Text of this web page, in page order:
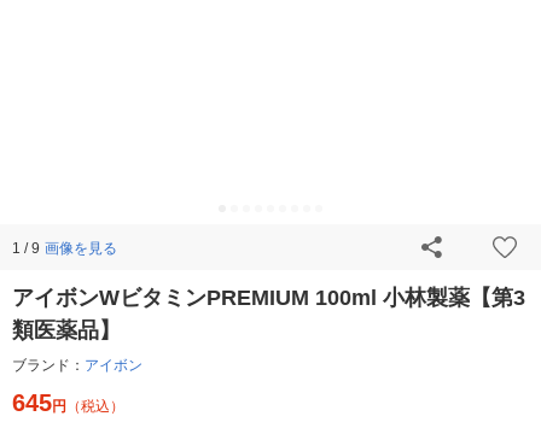
1 / 9 画像を見る
アイボンWビタミンPREMIUM 100ml 小林製薬【第3
類医薬品】
ブランド： アイボン
645円 （税込）